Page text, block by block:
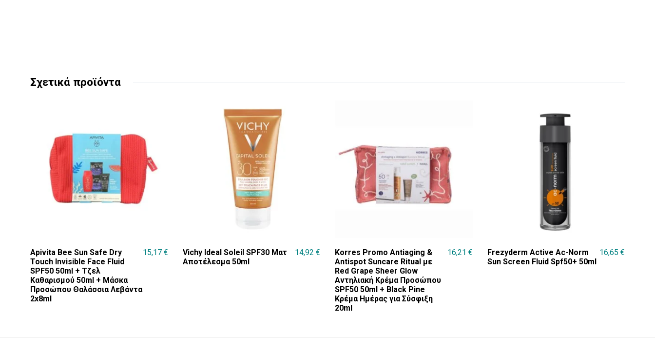
Σχετικά προϊόντα
Apivita Bee Sun Safe Dry
Touch Invisible Face Fluid
SPF50 50ml + Τζελ
Καθαρισμού 50ml + Μάσκα
Προσώπου Θαλάσσια Λεβάντα
2x8ml
15,17 €
Vichy Ideal Soleil SPF30 Ματ
Αποτέλεσμα 50ml
14,92 €
Korres Promo Antiaging &
Antispot Suncare Ritual με
Red Grape Sheer Glow
Αντηλιακή Κρέμα Προσώπου
SPF50 50ml + Black Pine
Κρέμα Ημέρας για Σύσφιξη
20ml
16,21 €
Frezyderm Active Ac-Norm
Sun Screen Fluid Spf50+ 50ml
16,65 €